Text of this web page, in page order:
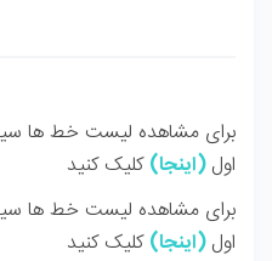
برای مشاهده لیست خط ها
اول(اینجا)کلیک کنید
برای مشاهده لیست خط ها
اول(اینجا)کلیک کنید